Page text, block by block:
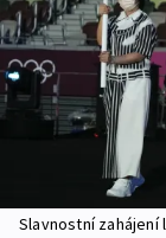
Slavnostní zahájení